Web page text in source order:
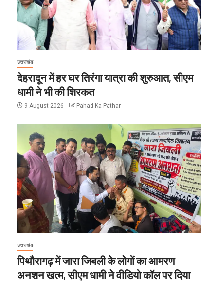
उत्तराखंड
देहरादून में हर घर तिरंगा यात्रा की शुरुआत, सीएम
धामी ने भी की शिरकत
9 August 2026 Pahad Ka Pathar
उत्तराखंड
पिथौरागढ़ में जारा जिबली के लोगों का आमरण
अनशन खत्म, सीएम धामी ने वीडियो कॉल पर दिया